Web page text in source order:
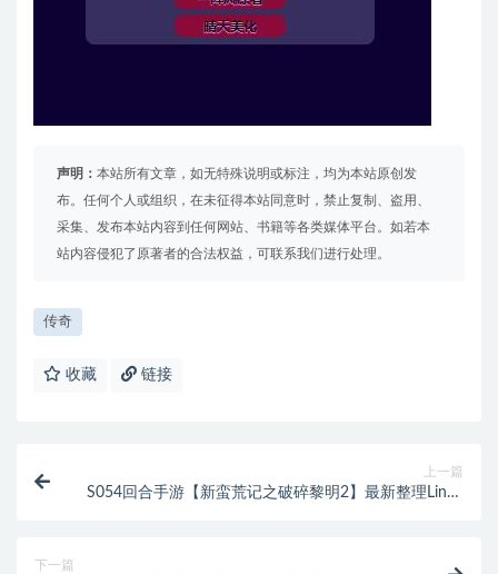
声明： 本站所有文章，如无特殊说明或标注，均为本站原创发
布。任何个人或组织，在未征得本站同意时，禁止复制、盗用、
采集、发布本站内容到任何网站、书籍等各类媒体平台。如若本
站内容侵犯了原著者的合法权益，可联系我们进行处理。
传奇
收藏 链接
上一篇
S054回合手游【新蛮荒记之破碎黎明2】最新整理Linux
下一篇